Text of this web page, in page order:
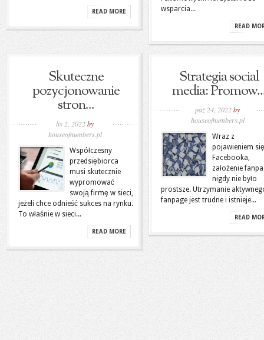
READ MORE
wsparcia...
READ
Skuteczne
pozycjonowanie
stron...
lis 2, 2022by
houseofnumbers.pl
Współczesny
przedsiębiorca
musi skutecznie
wypromować
swoją firmę w sieci,
jeżeli chce odnieść sukces na rynku.
To właśnie w sieci...
READ MORE
Strategia social
media:
paź 24, 2022by
houseofnumbers.pl
Wraz z
pojawieniem się
Facebooka,
założenie
nigdy nie było
prostsze. Utrzymanie
fanpage jest trudne i istnieje...
READ